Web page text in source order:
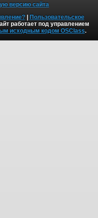
версию сайта
| Пользовательское
работает под управлением
исходным кодом OSClass.